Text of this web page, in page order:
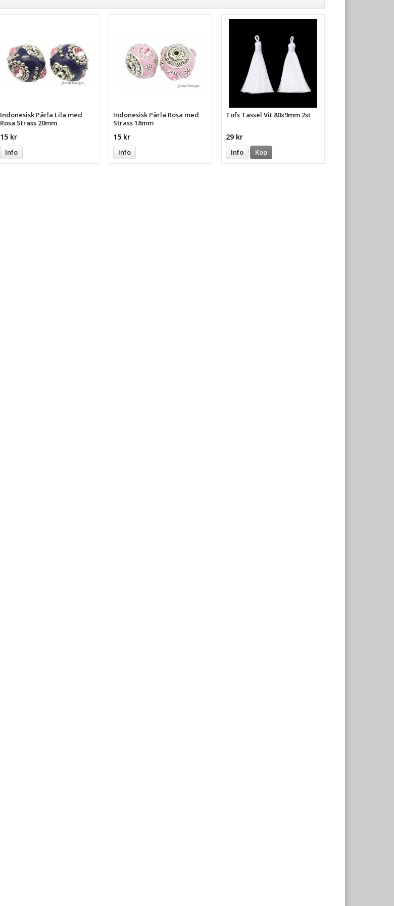
Indonesisk Pärla Lila med
Rosa Strass 20mm
15 kr
Info
Indonesisk Pärla Rosa med
Strass 18mm
15 kr
Info
Tofs Tassel Vit 80x9mm 2st
29 kr
Info Köp